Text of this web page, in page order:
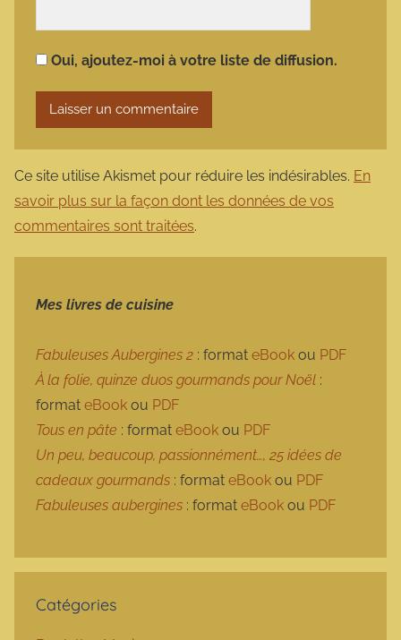
Oui, ajoutez-moi à votre liste de diffusion.
Ce site utilise Akismet pour réduire les indésirables. En
savoir plus sur la façon dont les données de vos
commentaires sont traitées.
Mes livres de cuisine
Fabuleuses Aubergines 2 : format eBook ou PDF
À la folie, quinze duos gourmands pour Noël :
format eBook ou PDF
Tous en pâte : format eBook ou PDF
Un peu, beaucoup, passionnément…, 25 idées de
cadeaux gourmands : format eBook ou PDF
Fabuleuses aubergines : format eBook ou PDF
Catégories